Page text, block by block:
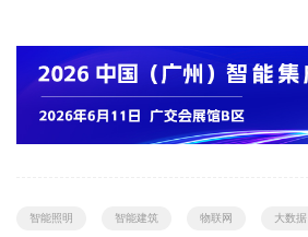
智能照明 智能建筑 物联网 大数据